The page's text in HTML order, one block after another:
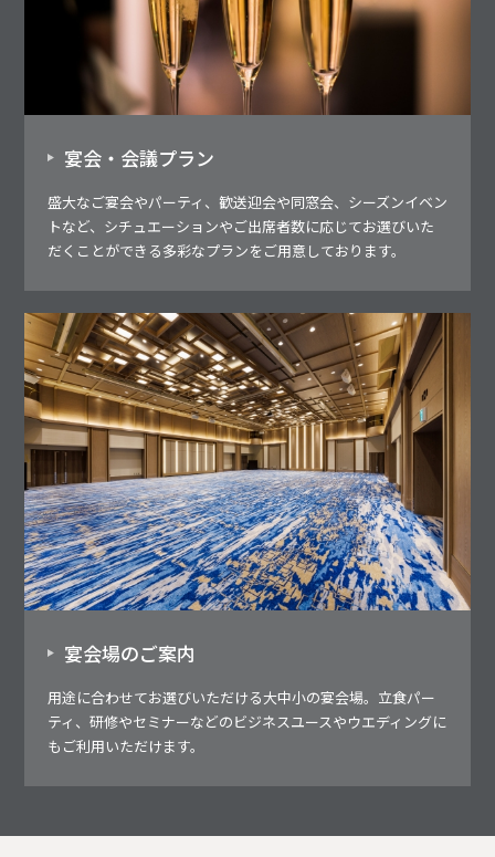
宴会・会議プラン
盛大なご宴会やパーティ、歓送迎会や同窓会、シーズンイベン
トなど、シチュエーションやご出席者数に応じてお選びいた
だくことができる多彩なプランをご用意しております。
宴会場のご案内
用途に合わせてお選びいただける大中小の宴会場。立食パー
ティ、研修やセミナーなどのビジネスユースやウエディングに
もご利用いただけます。